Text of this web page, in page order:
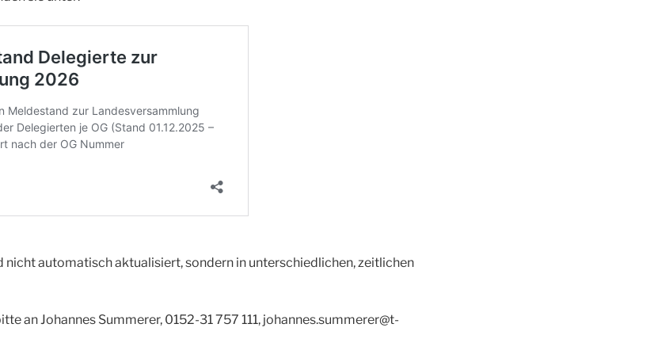
nicht automatisch aktualisiert, sondern in unterschiedlichen, zeitlichen
an Johannes Summerer, 0152-31 757 111, johannes.summerer@t-